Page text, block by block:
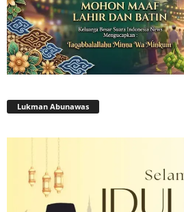
Lukman Abunawas